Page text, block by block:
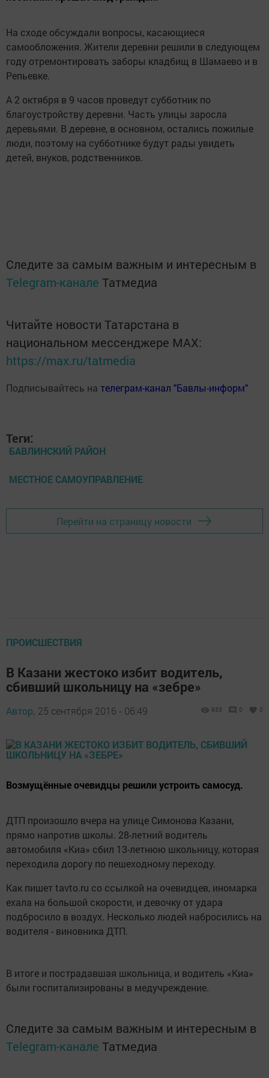
На сходе обсуждали вопросы, касающиеся
самообложения. Жители деревни решили в следующем
году отремонтировать заборы кладбищ в Шамаево и в
Репьевке.
А 2 октября в 9 часов проведут субботник по
благоустройству деревни. Часть улицы заросла
деревьями. В деревне, в основном, остались пожилые
люди, поэтому на субботнике будут рады увидеть
детей, внуков, родственников.
Следите за самым важным и интересным в
Telegram-канале Татмедиа
Читайте новости Татарстана в
национальном мессенджере MАХ:
https://max.ru/tatmedia
Подписывайтесь на телеграм-канал "Бавлы-информ"
Теги:
БАВЛИНСКИЙ РАЙОН
МЕСТНОЕ САМОУПРАВЛЕНИЕ
Перейти на страницу новости
ПРОИСШЕСТВИЯ
В Казани жестоко избит водитель,
сбивший школьницу на «зебре»
Автор, 25 сентября 2016 - 06:49 933 0 0
Возмущённые очевидцы решили устроить самосуд.
ДТП произошло вчера на улице Симонова Казани,
прямо напротив школы. 28-летний водитель
автомобиля «Киа» сбил 13-летнюю школьницу, которая
переходила дорогу по пешеходному переходу.
Как пишет tavto.ru со ссылкой на очевидцев, иномарка
ехала на большой скорости, и девочку от удара
подбросило в воздух. Несколько людей набросились на
водителя - виновника ДТП.
В итоге и пострадавшая школьница, и водитель «Киа»
были госпитализированы в медучреждение.
Следите за самым важным и интересным в
Telegram-канале Татмедиа